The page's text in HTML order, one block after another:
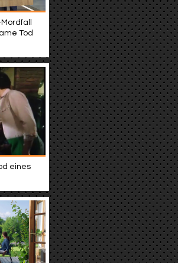
Tod
eines